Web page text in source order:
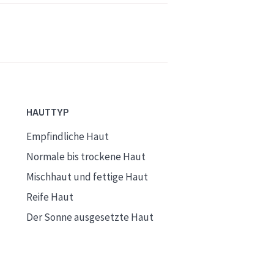
HAUTTYP
Empfindliche Haut
Normale bis trockene Haut
Mischhaut und fettige Haut
Reife Haut
Der Sonne ausgesetzte Haut